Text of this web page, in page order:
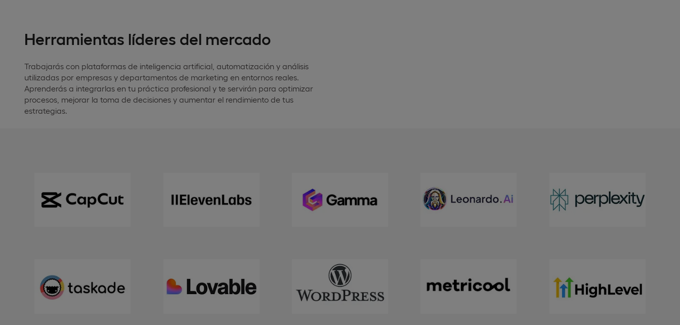
Herramientas líderes del mercado
Trabajarás con plataformas de inteligencia artificial, automatización y análisis
utilizadas por empresas y departamentos de marketing en entornos reales.
Aprenderás a integrarlas en tu práctica profesional y te servirán para optimizar
procesos, mejorar la toma de decisiones y aumentar el rendimiento de tus
estrategias.